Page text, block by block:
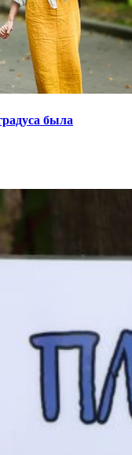
была